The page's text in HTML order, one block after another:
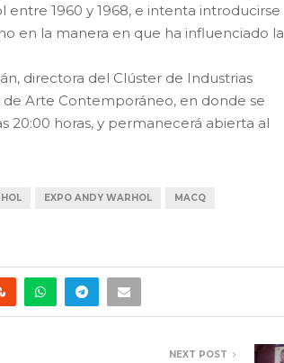
1960 y 1968, e intenta introducirse
en la manera en que ha influenciado la
directora del Clúster de Industrias
de Arte Contemporáneo, en donde se
20:00 horas, y permanecerá abierta al
EXPO ANDY WARHOL MACQ
NEXT POST